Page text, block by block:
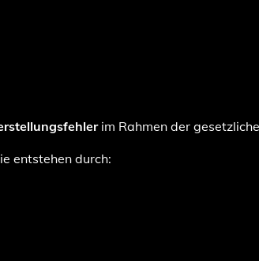
im Rahmen der
entstehen durch: